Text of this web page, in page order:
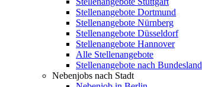
Stellenangebote Dortmund
Stellenangebote Nürnberg
Stellenangebote Düsseldorf
Stellenangebote Hannover
Alle Stellenangebote
Stellenangebote nach Bundesland
Nebenjobs nach Stadt